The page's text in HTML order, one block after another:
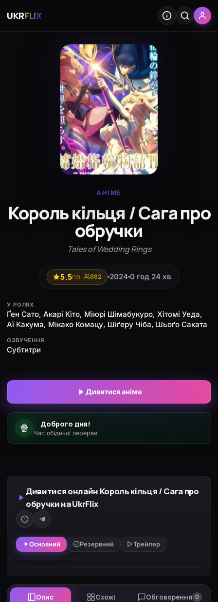
UKRFLIX
АНІМЕ
Король кільця / Сага про
обручки
Tales of Wedding Rings
5.5/10 882 2024 0 год 24 хв
У РОЛЯХ
Ґен Сато, Акарі Кіто, Міюрі Шімабукуро, Хітомі Уеда,
Аї Какума, Мікако Комацу, Шіґеру Чіба, Шьоґо Саката
ОЗВУЧЕННЯ
Субтитри
Дивитися аніме
🍿 Доброго дня!
Час обідньої перерви
Дивитися онлайн Король кільця / Сага про
обручки на UkrFlix
Основний Резервний Трейлер
Опис Схожі Обговорення 0